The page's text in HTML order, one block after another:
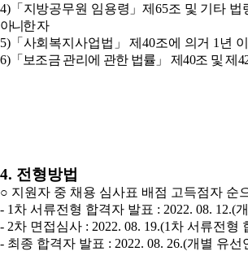
4)「 지방공무원 임용령 」제65조 및 기타 법
아니한 자
5)「 사회복지사업법 」제40조에 의거 1 년
6)「 보조금 관리에 관한 법률 」제40조 및 제
4. 전형방법
○ 지원자 중 채용 심사표 배점 고득점자 순
- 1 차 서류전형 합격자 발표 : 2022. 08. 12.(
- 2차 면접심사 : 2022. 08. 19.(1 차 서류전형
- 최종 합격자 발표 : 2022. 08. 26.(개별 유선